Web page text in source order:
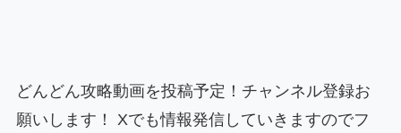
どんどん攻略動画を投稿予定！チャンネル登録お
願いします！ Xでも情報発信していきますのでフ